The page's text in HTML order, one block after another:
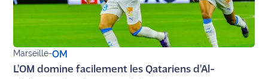
rouge
L'anecdote
de Jeff
Marseille-OM
L'OM domine facilement les Qatariens d'Al-